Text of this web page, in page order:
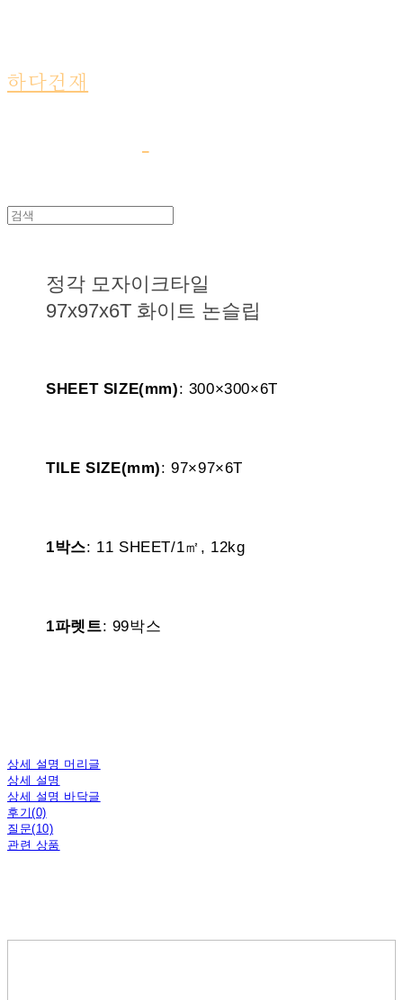
하다건재
정각 모자이크타일
97x97x6T 화이트 논슬립
SHEET SIZE(mm): 300×300×6T
TILE SIZE(mm): 97×97×6T
1박스: 11 SHEET/1㎡, 12kg
1파렛트: 99박스
상세 설명 머리글
상세 설명
상세 설명 바닥글
후기(0)
질문(10)
관련 상품